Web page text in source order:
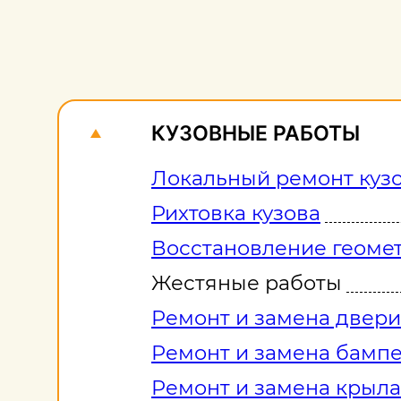
КУЗОВНЫЕ РАБОТЫ
Локальный ремонт
Рихтовка кузова
Восстановление
Жестяные работы
Ремонт и замена двери
Ремонт и замена
Ремонт и замена крыла